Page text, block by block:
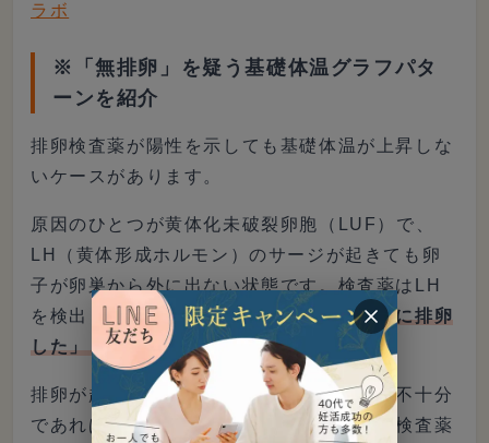
ラボ
※「無排卵」を疑う基礎体温グラフパタ
ーンを紹介
排卵検査薬が陽性を示しても基礎体温が上昇しな
いケースがあります。
原因のひとつが黄体化未破裂卵胞（LUF）で、
LH（黄体形成ホルモン）のサージが起きても卵
子が卵巣から外に出ない状態です。検査薬はLH
を検出しているだけのため、「陽性＝実際に排卵
した」とは断定できません。
排卵が起きていても黄体ホルモンの分泌が不十分
であれば、体温は上昇しにくくなります。検査薬